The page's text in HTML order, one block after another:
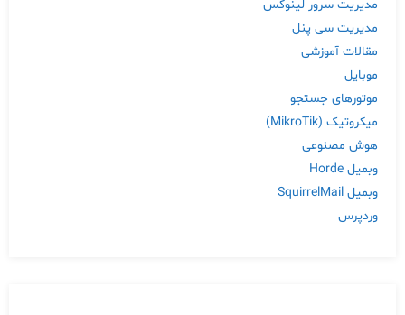
مدیریت سرور لینوکس
مدیریت سی پنل
مقالات آموزشی
موبایل
موتورهای جستجو
میکروتیک (MikroTik)
هوش مصنوعی
وبمیل Horde
وبمیل SquirrelMail
وردپرس